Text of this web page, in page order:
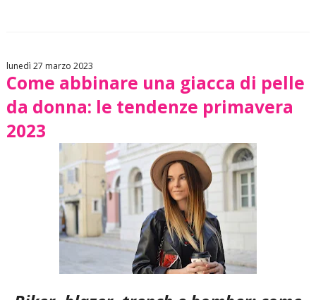
lunedì 27 marzo 2023
Come abbinare una giacca di pelle
da donna: le tendenze primavera
2023